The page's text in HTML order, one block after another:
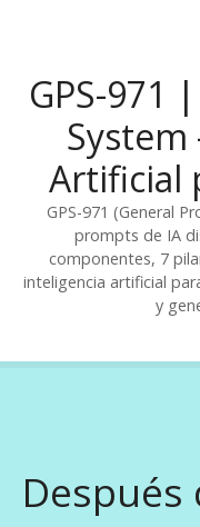
n
GPS-971
Artificial
GPS-971 (General
prompts de IA
componentes, 7
inteligencia artificial
y
Después